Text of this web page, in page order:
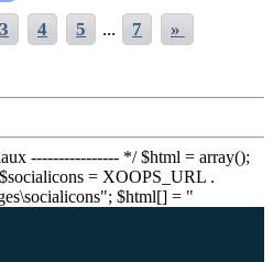
3 4 5 ... 7 »
---------------- */ $html = array();
= XOOPS_URL .
$html[] = "